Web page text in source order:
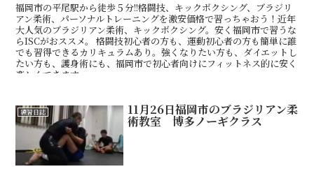
福岡市の平尾駅から徒歩５分!!格闘技、キックボクシング、ブラジリ
アン柔術、パーソナルトレーニングを激安価格で習っちゃおう！近年
大人気のブラジリアン柔術、キックボクシング。安く福岡市で習うな
らISCがおススメ。 格闘技初心者の方も、運動初心者の方も簡単に誰
でも習得できるカリキュラムあり。強くなりたい方も、ダイエットし
たい方も、護身術にも、福岡市で初心者向けにフィットネス的に安く
楽しくできます
練習日誌 11月26日福岡市のブラジリアン柔
術教室 博多ノーギクラス